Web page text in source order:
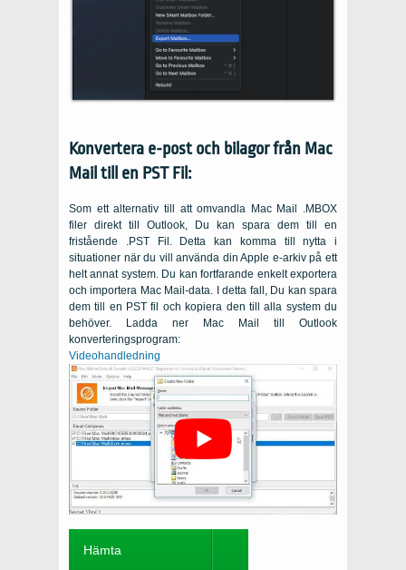
Konvertera e-post och bilagor från Mac
Mailtill en PSTFil:
Som ett alternativ till att omvandla Mac Mail .MBOX
filer direkt till Outlook , Du kan spara dem till en
fristående
.PSTFil. Detta kan komma till nytta i
situationer när du vill använda dinApple e-arkiv på ett
helt annat system. Du kan fortfarande enkelt exportera
och importera Mac Mail-data. I detta fall, Du kan spara
dem till en PST fil och kopiera den till alla system du
behöver. Ladda ner Mac Mail till Outlook
konverteringsprogram:
Videohandledning
Hämta